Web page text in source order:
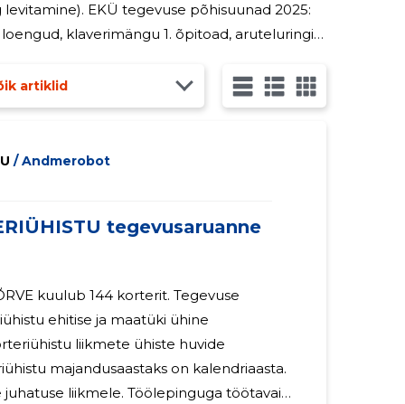
2025:
1. õpitoad, aruteluringid;
artiklid
/ Andmerobot
tegevusaruanne
kuulub 144 korterit. Tegevuse
ehitise ja maatüki ühine
liikmete ühiste huvide
majandusaastaks on kalendriaasta.
juhatuse liikmele. Töölepinguga töötavaid